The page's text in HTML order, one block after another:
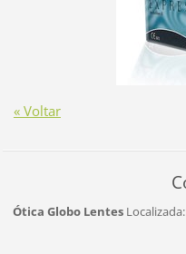
« Voltar
Ótica Globo Lentes